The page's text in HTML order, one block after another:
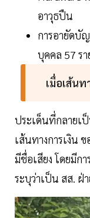
อาวุธปืน
การอายัดบั
บุคคล 57 ร
เมื่อเส้นท
ประเด็นที่กลายเ
เส้นทางการเงิน
มีชื่อเสียง โดยมีก
ระบุว่าเป็น สส. ฝ่